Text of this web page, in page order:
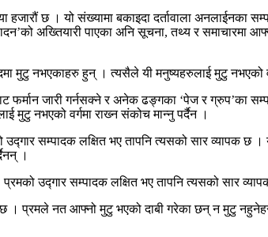
हजारौं छ । यो संख्यामा बकाइदा दर्तावाला अनलाईनका
अख्तियारी पाएका अनि सूचना, तथ्य र समाचारमा
मुटु नभएकाहरु हुन् । त्यसैले यी मनुष्यहरुलाई मुटु नभएको
फर्मान जारी गर्नसक्‍ने र अनेक ढङ्गका ‘पेज र ग्रुप’का
मुटु नभएको वर्गमा राख्‍न संकोच मान्‍नु पर्दैन ।
सम्पादक लक्षित भए तापनि त्यसको सार व्यापक
।
उद्‍गार सम्पादक लक्षित भए तापनि त्यसको सार
छ । प्रमले नत आफ्नो मुटु भएको दाबी गरेका छन् न मुटु